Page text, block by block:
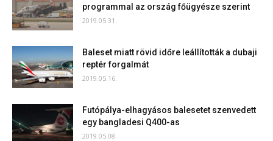
programmal az ország főügyésze szerint
2019.05.31.
Baleset miatt rövid időre leállították a dubaji
reptér forgalmát
2019.05.16.
Futópálya-elhagyásos balesetet szenvedett
egy bangladesi Q400-as
2019.05.08.